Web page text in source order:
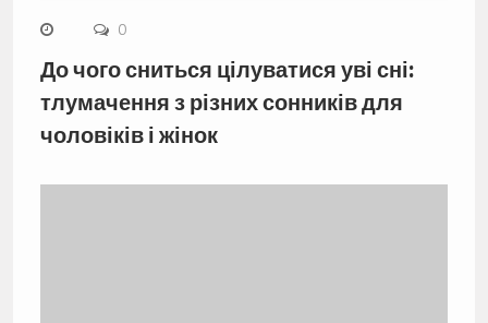
0
До чого сниться цілуватися уві сні:
тлумачення з різних сонників для
чоловіків і жінок